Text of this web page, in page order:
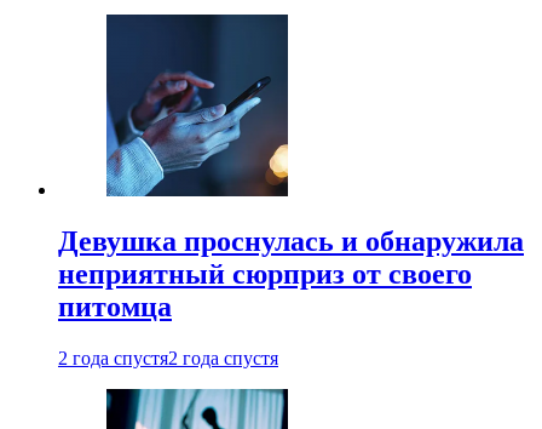
Девушка проснулась и обнаружила
неприятный сюрприз от своего
питомца
2 года спустя2 года спустя